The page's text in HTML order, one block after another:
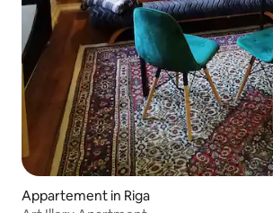
Appartement in Riga